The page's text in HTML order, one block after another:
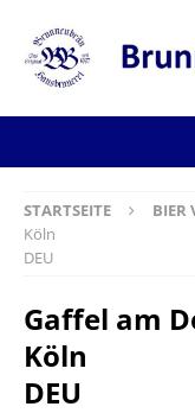
STARTSEITE BIER
Köln
DEU
Gaffel am
Köln
DEU